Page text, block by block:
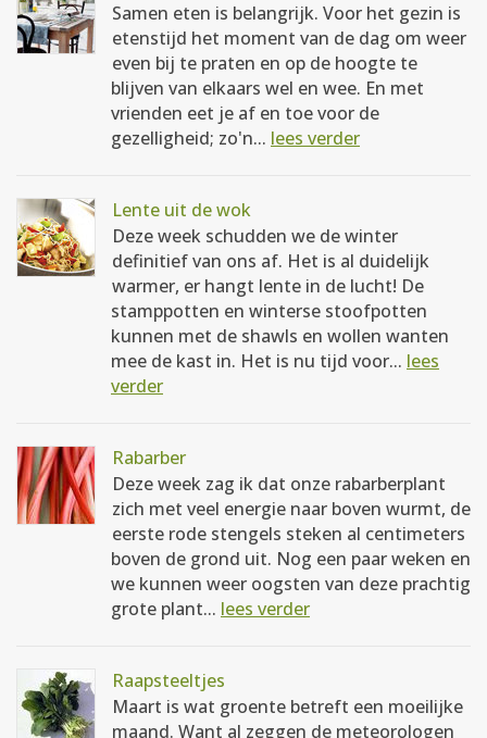
Samen eten is belangrijk. Voor het gezin is
etenstijd het moment van de dag om weer
even bij te praten en op de hoogte te
blijven van elkaars wel en wee. En met
vrienden eet je af en toe voor de
gezelligheid; zo'n... lees verder
Lente uit de wok
Deze week schudden we de winter
definitief van ons af. Het is al duidelijk
warmer, er hangt lente in de lucht! De
stamppotten en winterse stoofpotten
kunnen met de shawls en wollen wanten
mee de kast in. Het is nu tijd voor... lees
verder
Rabarber
Deze week zag ik dat onze rabarberplant
zich met veel energie naar boven wurmt, de
eerste rode stengels steken al centimeters
boven de grond uit. Nog een paar weken en
we kunnen weer oogsten van deze prachtig
grote plant... lees verder
Raapsteeltjes
Maart is wat groente betreft een moeilijke
maand. Want al zeggen de meteorologen